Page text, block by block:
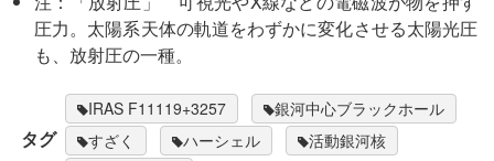
圧力。太陽系天体の軌道をわずかに変化させる太陽光圧
も、放射圧の一種。
タグ
IRAS F11119+3257
銀河中心ブラックホール
すざく
ハーシェル 活動銀河核